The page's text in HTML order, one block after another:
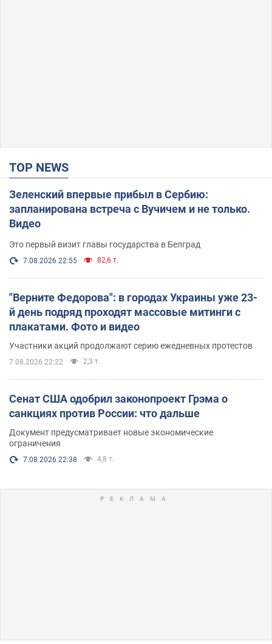
TOP NEWS
Зеленский впервые прибыл в Сербию:
запланирована встреча с Вучичем и не только.
Видео
Это первый визит главы государства в Белград
7.08.2026 22:55 82,6 т.
"Верните Федорова": в городах Украины уже 23-
й день подряд проходят массовые митинги с
плакатами. Фото и видео
Участники акций продолжают серию ежедневных протестов
7.08.2026 22:22 2,3 т.
Сенат США одобрил законопроект Грэма о
санкциях против России: что дальше
Документ предусматривает новые экономические
ограничения
7.08.2026 22:38 4,8 т.